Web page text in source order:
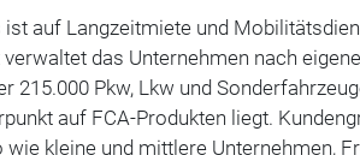
ist auf Langzeitmiete und
verwaltet das Unternehmen nach
215.000 Pkw, Lkw und
auf FCA-Produkten liegt.
wie kleine und mittlere Unternehmen,